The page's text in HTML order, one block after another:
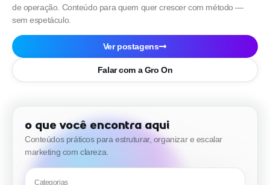
de operação. Conteúdo para quem quer crescer com método —
sem espetáculo.
Ver postagens
Falar com a Gro On
O que você encontra aqui
Conteúdos práticos para estruturar, organizar e escalar
marketing com clareza.
Categorias